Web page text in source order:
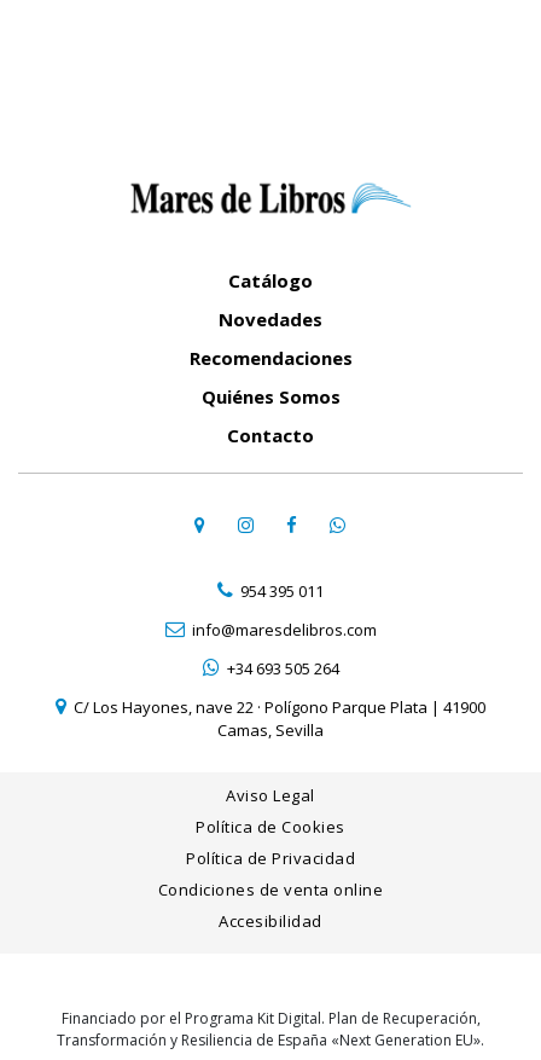
Catálogo
Novedades
Recomendaciones
Quiénes Somos
Contacto
954 395 011
info@maresdelibros.com
+34 693 505 264
C/ Los Hayones, nave 22 · Polígono Parque Plata | 41900
Camas, Sevilla
Aviso Legal
Política de Cookies
Política de Privacidad
Condiciones de venta online
Accesibilidad
Financiado por el Programa Kit Digital. Plan de Recuperación,
Transformación y Resiliencia de España «Next Generation EU».